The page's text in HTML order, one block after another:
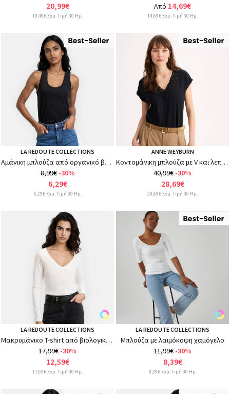
20,99€
19,49€ Χαμ. Τιμή 30 Ημ.
Από 14,69€
14,69€ Χαμ. Τιμή 30 Ημ.
LA REDOUTE COLLECTIONS
Αμάνικη μπλούζα από οργανικό βαμβάκι με αθλητική πλάτη
8,99€ -30%
6,29€
6,29€ Χαμ. Τιμή 30 Ημ.
ANNE WEYBURN
Κοντομάνικη μπλούζα με V και λεπτομέρεια από δαντέλα
40,99€ -30%
28,69€
28,69€ Χαμ. Τιμή 30 Ημ.
LA REDOUTE COLLECTIONS
Μακρυμάνικο T-shirt από βιολογικό βαμβάκι, λαιμός σε V
17,99€ -30%
12,59€
11,69€ Χαμ. Τιμή 30 Ημ.
LA REDOUTE COLLECTIONS
Μπλούζα με λαιμόκοψη χαμόγελο
11,99€ -30%
8,39€
8,39€ Χαμ. Τιμή 30 Ημ.